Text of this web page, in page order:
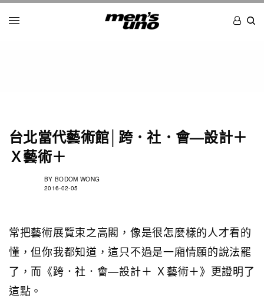
台北當代藝術館│跨．社．會—設計＋
Ｘ藝術＋
BY BODOM WONG
2016-02-05
常把藝術展覽束之高閣，像是很怎麼樣的人才看的
懂，但你我都知道，這只不過是一廂情願的說法罷
了，而《跨．社．會—設計＋ Ｘ藝術＋》更證明了
這點。